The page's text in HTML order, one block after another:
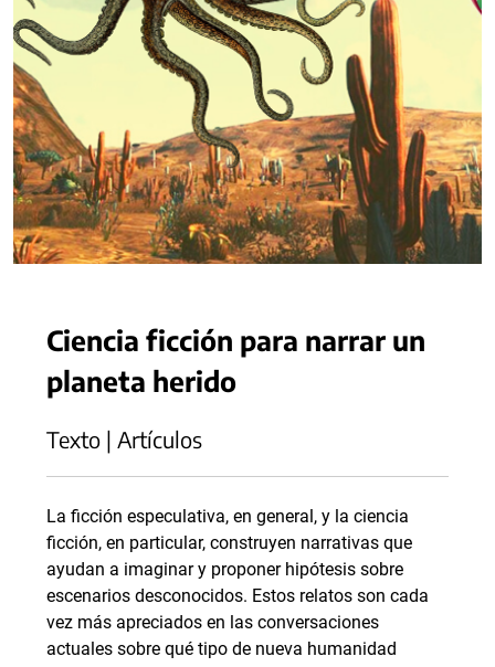
Ciencia ficción para narrar un
planeta herido
Texto | Artículos
La ficción especulativa, en general, y la ciencia
ficción, en particular, construyen narrativas que
ayudan a imaginar y proponer hipótesis sobre
escenarios desconocidos. Estos relatos son cada
vez más apreciados en las conversaciones
actuales sobre qué tipo de nueva humanidad